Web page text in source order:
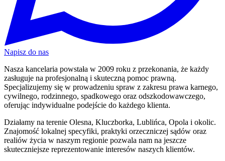
Napisz do nas
Nasza kancelaria powstała w 2009 roku z przekonania, że każdy
zasługuje na profesjonalną i skuteczną pomoc prawną.
Specjalizujemy się w prowadzeniu spraw z zakresu prawa karnego,
cywilnego, rodzinnego, spadkowego oraz odszkodowawczego,
oferując indywidualne podejście do każdego klienta.
Działamy na terenie Olesna, Kluczborka, Lublińca, Opola i okolic.
Znajomość lokalnej specyfiki, praktyki orzeczniczej sądów oraz
realiów życia w naszym regionie pozwala nam na jeszcze
skuteczniejsze reprezentowanie interesów naszych klientów.